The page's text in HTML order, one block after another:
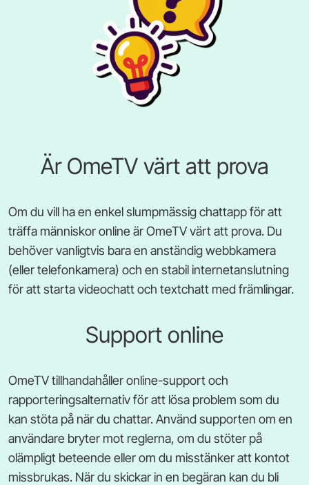
Är OmeTV värt att prova
Om du vill ha en enkel slumpmässig chattapp för att
träffa människor online är OmeTV värt att prova. Du
behöver vanligtvis bara en anständig webbkamera
(eller telefonkamera) och en stabil internetanslutning
för att starta videochatt och textchatt med främlingar.
Support online
OmeTV tillhandahåller online-support och
rapporteringsalternativ för att lösa problem som du
kan stöta på när du chattar. Använd supporten om en
användare bryter mot reglerna, om du stöter på
olämpligt beteende eller om du misstänker att kontot
missbrukas. När du skickar in en begäran kan du bli